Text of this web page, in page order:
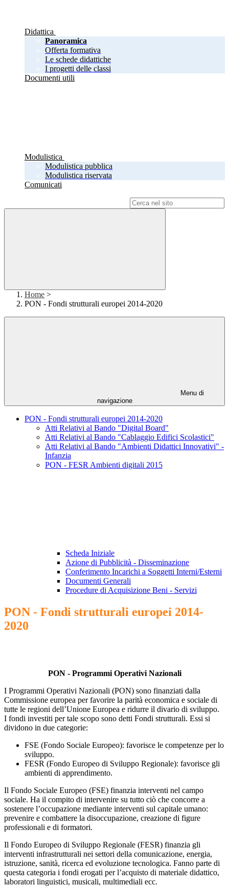
Didattica
Panoramica
Offerta formativa
Le schede didattiche
I progetti delle classi
Documenti utili
Modulistica
Modulistica pubblica
Modulistica riservata
Comunicati
Home >
PON - Fondi strutturali europei 2014-2020
Menu di
navigazione
PON - Fondi strutturali europei 2014-2020
Atti Relativi al Bando "Digital Board"
Atti Relativi al Bando "Cablaggio Edifici Scolastici"
Atti Relativi al Bando "Ambienti Didattici Innovativi" -
Infanzia
PON - FESR Ambienti digitali 2015
Scheda Iniziale
Azione di Pubblicità - Disseminazione
Conferimento Incarichi a Soggetti Interni/Esterni
Documenti Generali
Procedure di Acquisizione Beni - Servizi
PON - Fondi strutturali europei 2014-
2020
PON - Programmi Operativi Nazionali
I Programmi Operativi Nazionali (PON) sono finanziati dalla
Commissione europea per favorire la parità economica e sociale di
tutte le regioni dell’Unione Europea e ridurre il divario di sviluppo.
I fondi investiti per tale scopo sono detti Fondi strutturali. Essi si
dividono in due categorie:
FSE (Fondo Sociale Europeo): favorisce le competenze per lo
sviluppo.
FESR (Fondo Europeo di Sviluppo Regionale): favorisce gli
ambienti di apprendimento.
Il Fondo Sociale Europeo (FSE) finanzia interventi nel campo
sociale. Ha il compito di intervenire su tutto ciò che concorre a
sostenere l’occupazione mediante interventi sul capitale umano:
prevenire e combattere la disoccupazione, creazione di figure
professionali e di formatori.
Il Fondo Europeo di Sviluppo Regionale (FESR) finanzia gli
interventi infrastrutturali nei settori della comunicazione, energia,
istruzione, sanità, ricerca ed evoluzione tecnologica. Fanno parte di
questa categoria i fondi erogati per l’acquisto di materiale didattico,
laboratori linguistici, musicali, multimediali ecc.